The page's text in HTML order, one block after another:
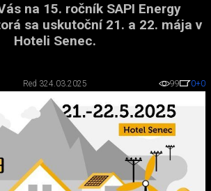
na 15. ročník SAPI Energy
sa uskutoční 21. a 22. mája v
Hoteli Senec.
Red 324.03.2025 99 0+0